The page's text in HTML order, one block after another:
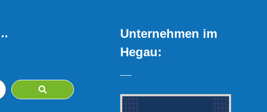
Unternehmen im
Hegau: